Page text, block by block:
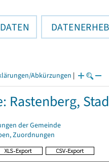
Abkürzungen |
Rastenberg,
der Gemeinde
Zuordnungen